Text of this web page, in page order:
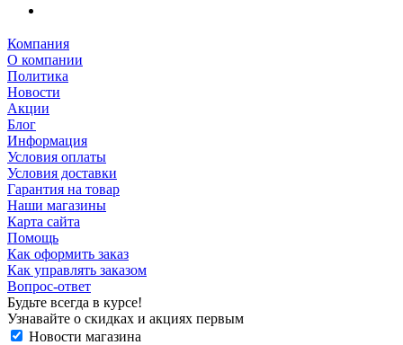
Компания
О компании
Политика
Новости
Акции
Блог
Информация
Условия оплаты
Условия доставки
Гарантия на товар
Наши магазины
Карта сайта
Помощь
Как оформить заказ
Как управлять заказом
Вопрос-ответ
Будьте всегда в курсе!
Узнавайте о скидках и акциях первым
Новости магазина